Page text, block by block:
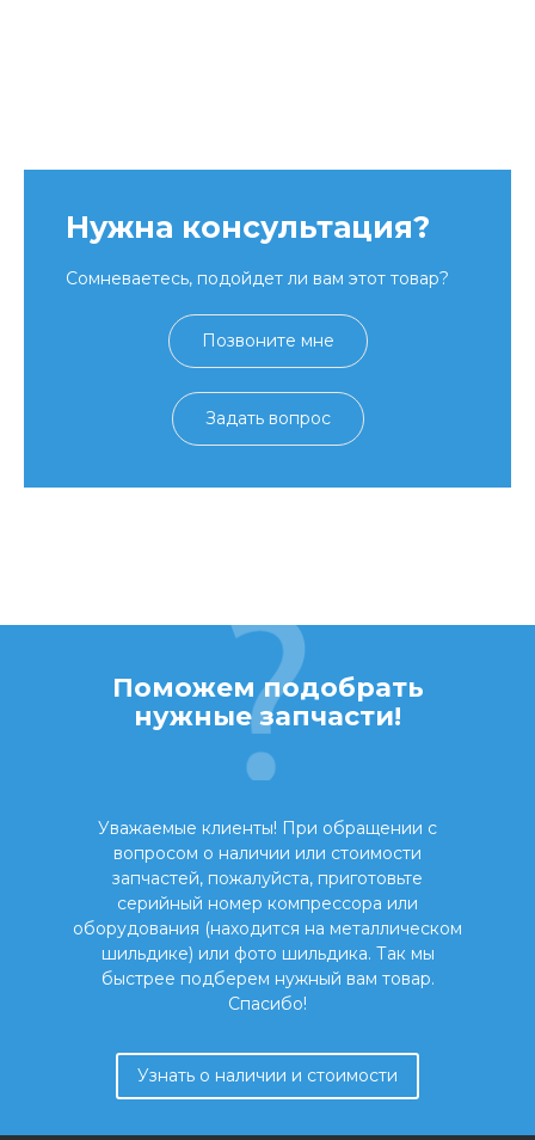
Нужна консультация?
Сомневаетесь, подойдет ли вам этот товар?
Позвоните мне
Задать вопрос
Поможем подобрать
нужные запчасти!
Уважаемые клиенты! При обращении с
вопросом о наличии или стоимости
запчастей, пожалуйста, приготовьте
серийный номер компрессора или
оборудования (находится на металлическом
шильдике) или фото шильдика. Так мы
быстрее подберем нужный вам товар.
Спасибо!
Узнать о наличии и стоимости